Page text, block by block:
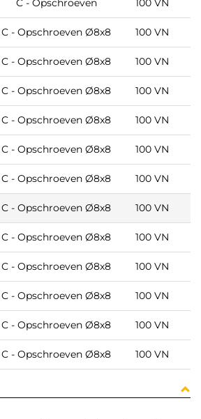
C - Opschroeven 100 VN
C - Opschroeven Ø8x8 100 VN
C - Opschroeven Ø8x8 100 VN
C - Opschroeven Ø8x8 100 VN
C - Opschroeven Ø8x8 100 VN
C - Opschroeven Ø8x8 100 VN
C - Opschroeven Ø8x8 100 VN
C - Opschroeven Ø8x8 100 VN
C - Opschroeven Ø8x8 100 VN
C - Opschroeven Ø8x8 100 VN
C - Opschroeven Ø8x8 100 VN
C - Opschroeven Ø8x8 100 VN
C - Opschroeven Ø8x8 100 VN